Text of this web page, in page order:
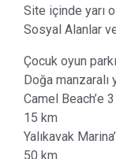
Site içinde yarı
Sosyal Alanlar
Çocuk oyun
Doğa manzaralı
Camel Beach’e
15 km
Yalıkavak
50 km